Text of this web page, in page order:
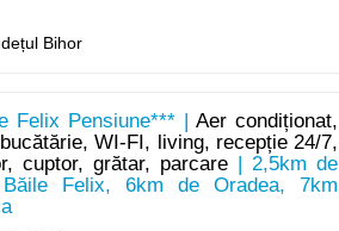
Bihor
Felix Pensiune*** |Aer condiționat,
WI-FI, living, recepție 24/7,
cuptor, grătar, parcare | 2,5km de
Băile Felix, 6km de Oradea, 7km